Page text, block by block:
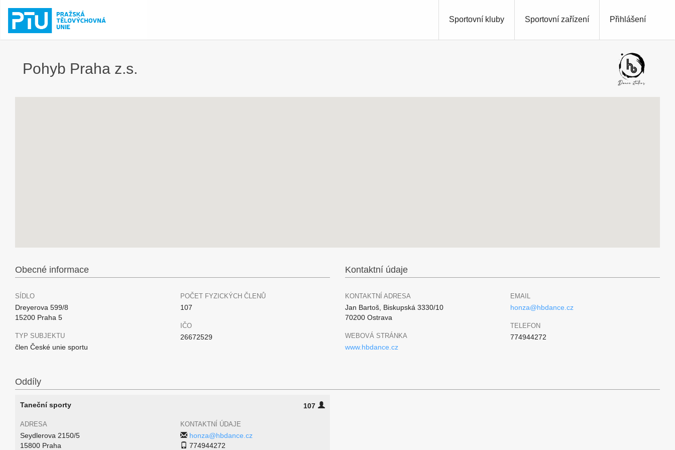
Přihlášení
Sportovní kluby Sportovní zařízení
Pohyb Praha z.s.
Obecné informace
SÍDLO
Dreyerova 599/8
15200 Praha 5
TYP SUBJEKTU
člen České unie sportu
POČET FYZICKÝCH ČLENŮ
107
IČO
26672529
Kontaktní údaje
KONTAKTNÍ ADRESA
Jan Bartoš, Biskupská 3330/10
70200 Ostrava
WEBOVÁ STRÁNKA
www.hbdance.cz
EMAIL
honza@hbdance.cz
TELEFON
774944272
Oddíly
Taneční sporty 107
ADRESA
Seydlerova 2150/5
15800 Praha
KONTAKTNÍ ÚDAJE
honza@hbdance.cz
774944272